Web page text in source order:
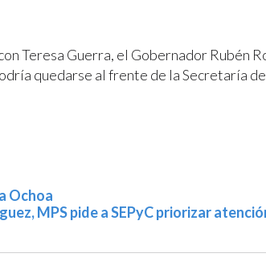
Teresa Guerra, el Gobernador Rubén
quedarse al frente de la Secretaría
Ochoa
MPS pide a SEPyC priorizar